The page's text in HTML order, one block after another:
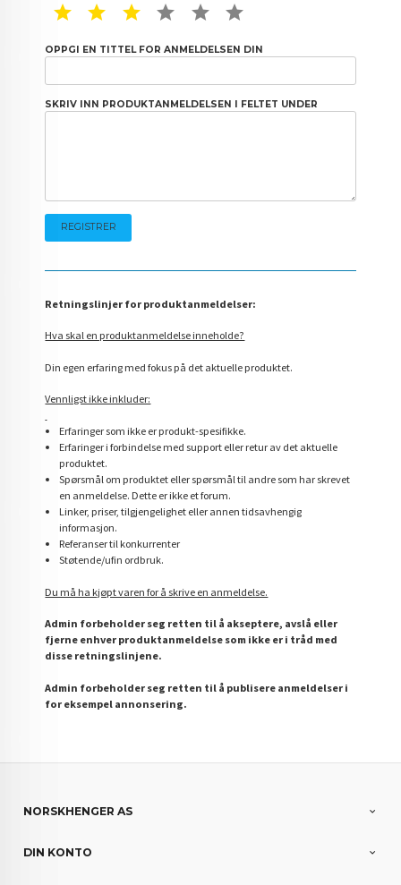
1 STAR2 STAR3 STAR4 STAR5 STAR
OPPGI EN TITTEL FOR ANMELDELSEN DIN
SKRIV INN PRODUKTANMELDELSEN I FELTET UNDER
Retningslinjer for produktanmeldelser:
Hva skal en produktanmeldelse inneholde?
Din egen erfaring med fokus på det aktuelle produktet.
Vennligst ikke inkluder:
Erfaringer som ikke er produkt-spesifikke.
Erfaringer i forbindelse med support eller retur av det aktuelle
produktet.
Spørsmål om produktet eller spørsmål til andre som har skrevet
en anmeldelse. Dette er ikke et forum.
Linker, priser, tilgjengelighet eller annen tidsavhengig
informasjon.
Referanser til konkurrenter
Støtende/ufin ordbruk.
Du må ha kjøpt varen for å skrive en anmeldelse.
Admin forbeholder seg retten til å akseptere, avslå eller
fjerne enhver produktanmeldelse som ikke er i tråd med
disse retningslinjene.
Admin forbeholder seg retten til å publisere anmeldelser i
for eksempel annonsering.
NORSKHENGER AS
DIN KONTO